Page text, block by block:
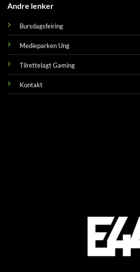
Andre lenker
Bursdagsfeiring
Medieparken Ung
Tilrettelagt Gaming
Kontakt